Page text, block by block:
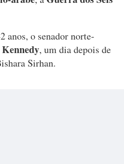
anos, o senador norte-
, um dia depois de
Sirhan.